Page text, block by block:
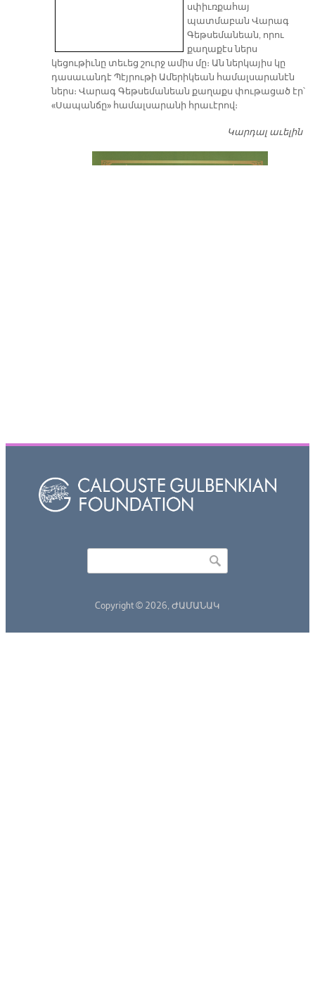
սփիւռքահայ
պատմաբան Վարագ
Գեթսեմանեան, որու
քաղաքէս ներս
կեցութիւնը տեւեց շուրջ ամիս մը։ Ան ներկայիս կը
դասաւանդէ Պէյրութի Ամերիկեան համալսարանէն
ներս։ Վարագ Գեթսեմանեան քաղաքս փութացած էր՝
«Սապանճը» համալսարանի հրաւէրով։
Կարդալ աւելին
Copyright © 2026, ԺԱՄԱՆԱԿ